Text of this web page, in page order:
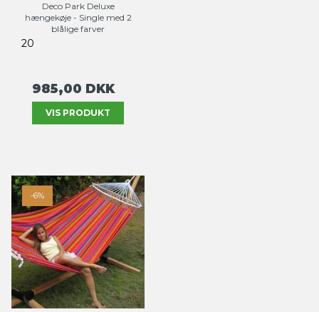
Deco Park Deluxe
hængekøje - Single med 2
blålige farver
20
985,00 DKK
VIS PRODUKT
-6%